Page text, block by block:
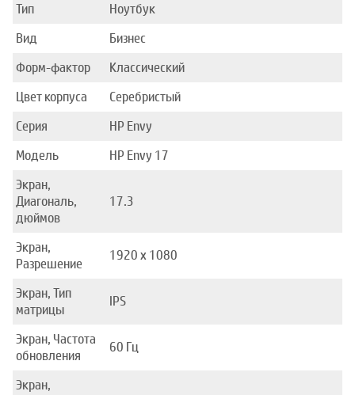
Тип
Ноутбук
Вид
Бизнес
Форм-фактор
Классический
Цвет корпуса
Серебристый
Серия
HP Envy
Модель
HP Envy 17
Экран,
Диагональ,
дюймов
17.3
Экран,
Разрешение
1920 x 1080
Экран, Тип
матрицы
IPS
Экран, Частота
обновления
60 Гц
Экран,